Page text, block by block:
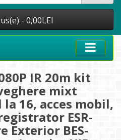
- 0,00LEI
IR 20m kit
mixt
16, acces mobil,
ESR-
Exterior BES-